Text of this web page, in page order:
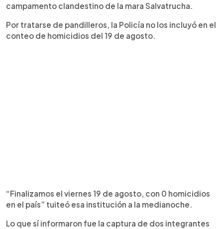
campamento clandestino de la mara Salvatrucha.
Por tratarse de pandilleros, la Policía no los incluyó en el
conteo de homicidios del 19 de agosto.
“Finalizamos el viernes 19 de agosto, con 0 homicidios
en el país” tuiteó esa institución a la medianoche.
Lo que sí informaron fue la captura de dos integrantes